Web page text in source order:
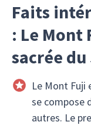
Faits
: Le Mont
sacrée
Le Mont
se compose
autres. Le